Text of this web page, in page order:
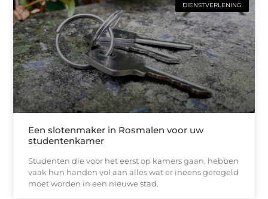
DIENSTVERLENING
Een slotenmaker in Rosmalen voor uw
studentenkamer
Studenten die voor het eerst op kamers gaan, hebben
vaak hun handen vol aan alles wat er ineens geregeld
moet worden in een nieuwe stad.